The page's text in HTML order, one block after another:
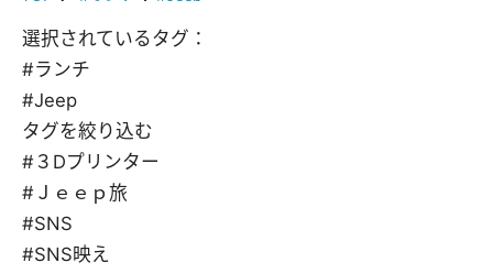
選択されているタグ：
#ランチ
#Jeep
タグを絞り込む
#３Dプリンター
#Ｊｅｅｐ旅
#SNS
#SNS映え